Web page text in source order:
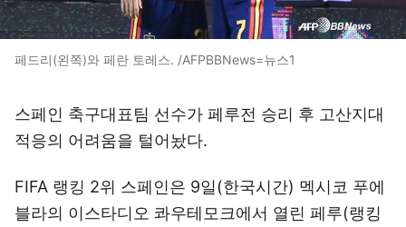
페드리(왼쪽)와 페란 토레스. /AFPBBNews=뉴스1
스페인 축구대표팀 선수가 페루전 승리 후 고산지대
적응의 어려움을 털어놨다.
FIFA 랭킹 2위 스페인은 9일(한국시간) 멕시코 푸에
블라의 이스타디오 콰우테모크에서 열린 페루(랭킹